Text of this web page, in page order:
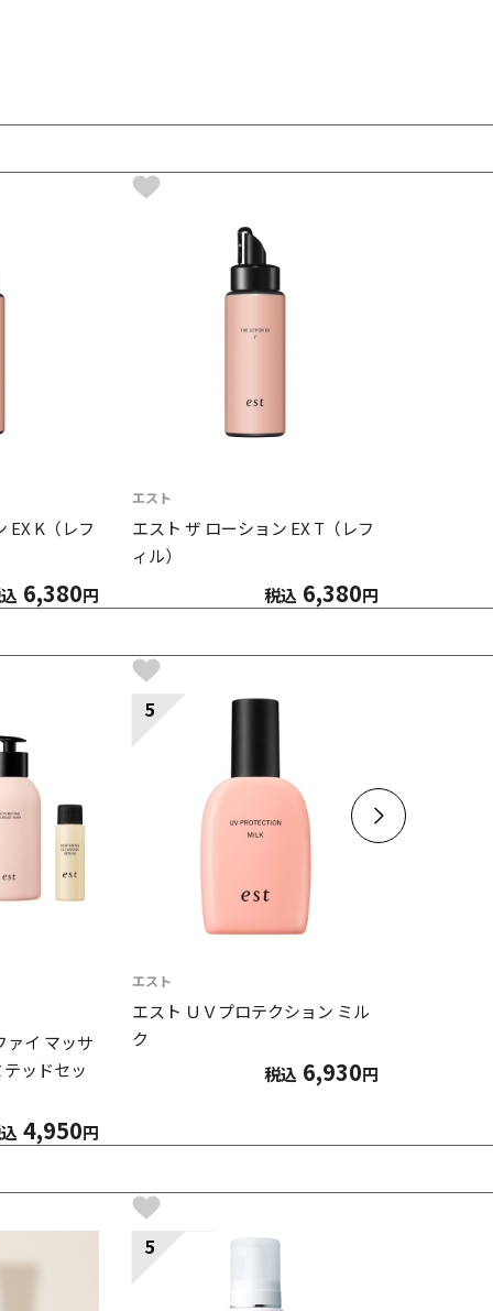
EX K（レフ
6,380円
エスト
エスト ザ ローション EX T（レフ
ィル）
税込 6,380円
ァイ マッサ
ッドセッ
4,950円
5
エスト
エスト ＵＶプロテクション ミル
ク
税込 6,930円
5